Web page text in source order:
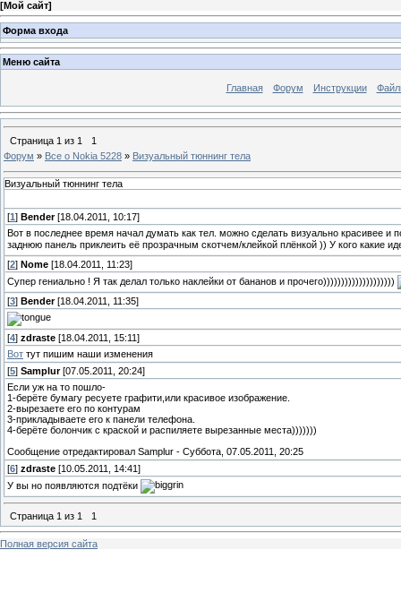
[Мой сайт]
Форма входа
Меню сайта
Главная Форум Инструкции
Страница 1 из 1
1
Форум » Все о Nokia 5228 » Визуальный тюннинг тела
Визуальный тюннинг тела
[1 ] Bender[18.04.2011, 10:17]
Вот в последнее время начал думать как тел. можно сделать визуально красивее
заднюю панель приклеить её прозрачным скотчем/клейкой плёнкой )) У кого какие
[2] Nome [18.04.2011, 11:23]
Супер гениально ! Я так делал только наклейки от бананов и прочего))))))))))))))))))))
[3] Bender[18.04.2011, 11:35]
[4] zdraste [18.04.2011, 15:11]
Вот тут пишим наши изменения
[5] Samplur[07.05.2011, 20:24]
Если уж на то пошло-
1-берёте бумагу ресуете графити,или красивое изображение.
2-вырезаете его по контурам
3-прикладываете его к панели телефона.
4-берёте болончик с краской и распиляете вырезанные места)))))))
Сообщение отредактировал Samplur - Суббота, 07.05.2011, 20:25
[6] zdraste [10.05.2011, 14:41]
У вы но появляются подтёки
Страница 1 из 1 1
Полная версия сайта